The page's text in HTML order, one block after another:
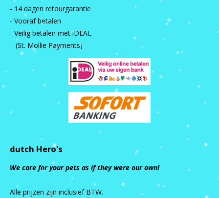
- 14 dagen retourgarantie
- Vooraf betalen
- Veilig betalen met iDEAL
(St. Mollie Payments)
dutch Hero's
We care for your pets as if they were our own!
Alle prijzen zijn inclusief BTW.